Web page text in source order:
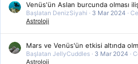
Venüs'ün Aslan burcunda olması
Başlatan DenizSiyahi 3 Mar 2024
Astroloji
Mars ve Venüs'ün etkisi altında
Başlatan JellyCuddles 3 Mar 2024
Astroloji